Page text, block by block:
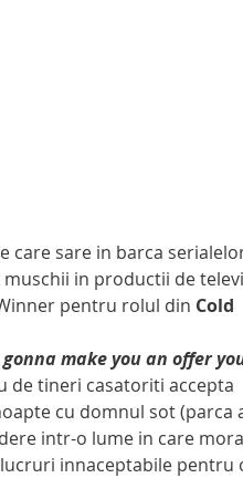
in productii de
pentru rolul din Cold
make you an offer
de tineri casatoriti accepta
cu domnul sot (parca
intr-o lume in care
innaceptabile pentru